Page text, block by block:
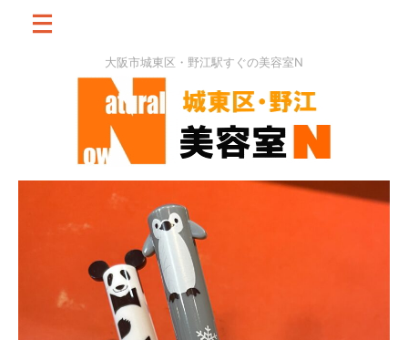
大阪市城東区・野江駅すぐの美容室N